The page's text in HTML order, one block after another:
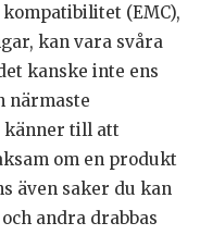
(EMC),
kan vara svåra
kanske inte ens
närmaste
känner till att
om en produkt
även saker du kan
andra drabbas